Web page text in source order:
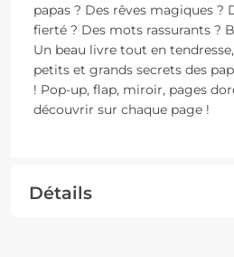
papas ? Des rêves magiques ?
fierté ? Des mots rassurants ?
Un beau livre tout en
petits et grands secrets des
! Pop-up, flap, miroir, pages
découvrir sur chaque page !
Détails